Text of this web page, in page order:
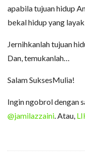
apabila tujuan hidup
bekal hidup yang
Jernihkanlah tujuan
Dan, temukanlah…
Salam SuksesMulia!
Ingin ngobrol dengan
@jamilazzaini. Atau,